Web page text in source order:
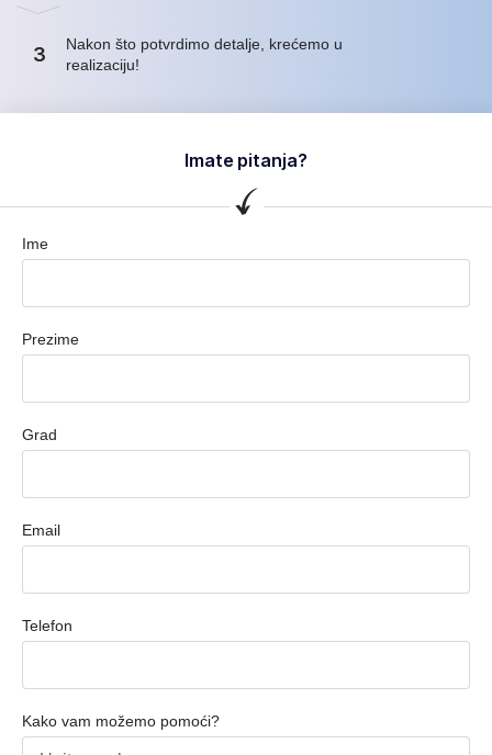
3
Nakon što potvrdimo detalje, krećemo u
realizaciju!
Imate pitanja?
Ime
Prezime
Grad
Email
Telefon
Kako vam možemo pomoći?